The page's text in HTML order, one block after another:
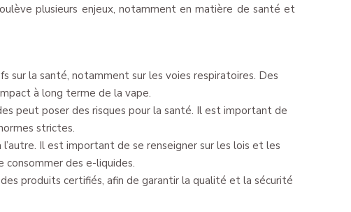
plusieurs enjeux, notamment en matière de santé et
sur la santé, notamment sur les voies respiratoires. Des
à long terme de la vape.
peut poser des risques pour la santé. Il est important de
strictes.
Il est important de se renseigner sur les lois et les
des e-liquides.
produits certifiés, afin de garantir la qualité et la sécurité